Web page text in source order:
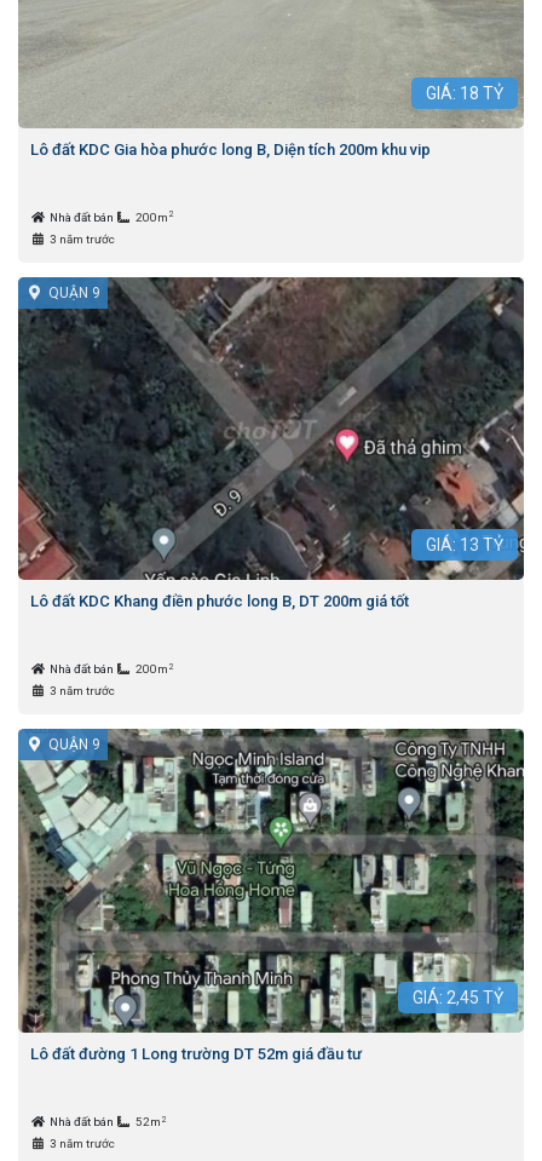
GIÁ: 18 TỶ
Lô đất KDC Gia hòa phước long B, Diện tích 200m khu vip
Nhà đất bán 200m 2
3 năm trước
QUẬN 9
GIÁ: 13 TỶ
Lô đất KDC Khang điền phước long B, DT 200m giá tốt
Nhà đất bán 200m 2
3 năm trước
QUẬN 9
GIÁ: 2,45 TỶ
Lô đất đường 1 Long trường DT 52m giá đầu tư
Nhà đất bán 52m 2
3 năm trước